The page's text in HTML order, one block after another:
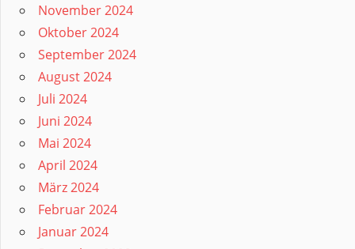
November 2024
Oktober 2024
September 2024
August 2024
Juli 2024
Juni 2024
Mai 2024
April 2024
März 2024
Februar 2024
Januar 2024